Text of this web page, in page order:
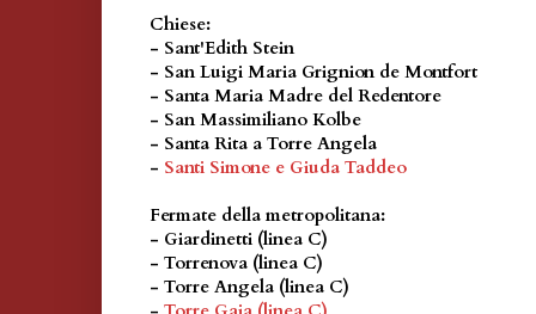
Chiese:
- Sant'Edith Stein
- San Luigi Maria Grignion de Montfort
- Santa Maria Madre del Redentore
- San Massimiliano Kolbe
- Santa Rita a Torre Angela
- Santi Simone e Giuda Taddeo
Fermate della metropolitana:
- Giardinetti (linea C)
- Torrenova (linea C)
- Torre Angela (linea C)